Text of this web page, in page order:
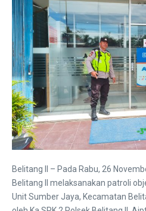
Belitang II – Pada Rabu, 26
Belitang II melaksanakan patroli
Unit Sumber Jaya, Kecamatan